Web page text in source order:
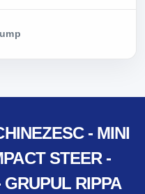
- MINI
STEER -
RIPPA